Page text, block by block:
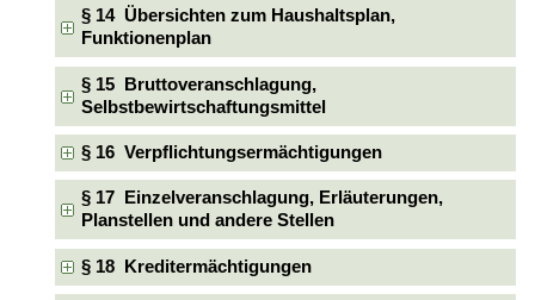
§ 14 Übersichten zum Haushaltsplan,
Funktionenplan
§ 15 Bruttoveranschlagung,
Selbstbewirtschaftungsmittel
§ 16 Verpflichtungsermächtigungen
§ 17 Einzelveranschlagung, Erläuterungen,
Planstellen und andere Stellen
§ 18 Kreditermächtigungen